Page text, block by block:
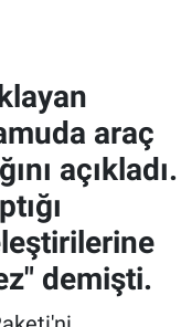
araç
açıkladı.
demişti.